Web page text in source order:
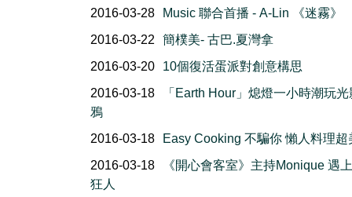
2016-03-28
Music 聯合首播 - A-Lin 《迷霧》
2016-03-22
簡樸美- 古巴.夏灣拿
2016-03-20
10個復活蛋派對創意構思
2016-03-18
「Earth Hour」熄燈一小時潮玩
鴉
2016-03-18
Easy Cooking 不騙你 懶人料理超
2016-03-18
《開心會客室》主持Monique 遇
狂人